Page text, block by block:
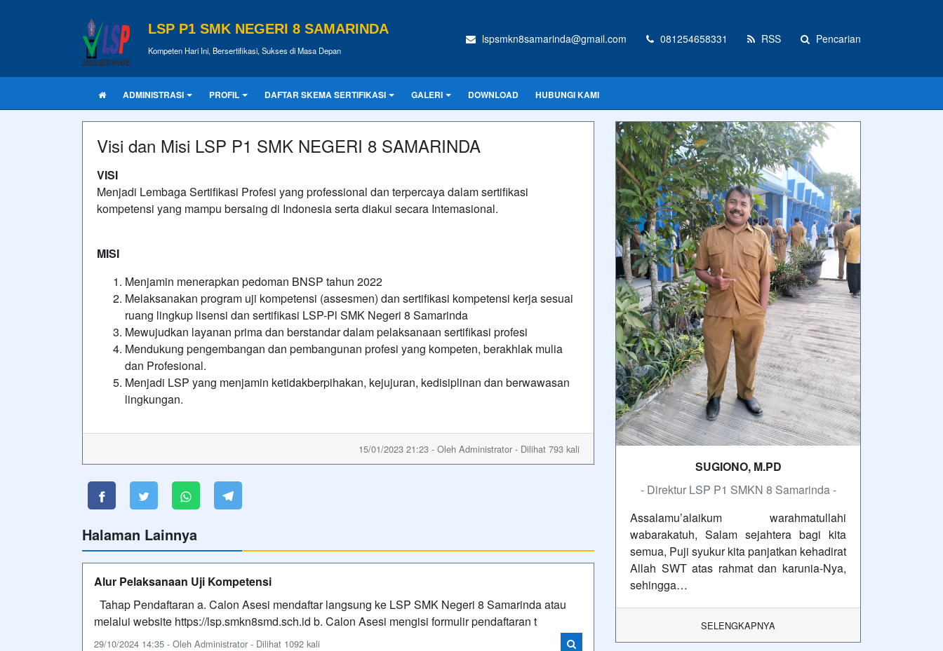
LSP P1 SMK NEGERI 8 SAMARINDA
Kompeten Hari Ini, Bersertifikasi, Sukses di Masa Depan
lspsmkn8samarinda@gmail.com 081254658331 RSS Pencarian
ADMINISTRASI PROFIL DAFTAR SKEMA SERTIFIKASI GALERI DOWNLOAD HUBUNGI KAMI
Visi dan Misi LSP P1 SMK NEGERI 8 SAMARINDA
VISI
Menjadi Lembaga Sertifikasi Profesi yang professional dan terpercaya dalam sertifikasi
kompetensi yang mampu bersaing di Indonesia serta diakui secara Intemasional.
MISI
Menjamin menerapkan pedoman BNSP tahun 2022
Melaksanakan program uji kompetensi (assesmen) dan sertifikasi kompetensi kerja sesuai
ruang lingkup lisensi dan sertifikasi LSP-Pl SMK Negeri 8 Samarinda
Mewujudkan layanan prima dan berstandar dalam pelaksanaan sertifikasi profesi
Mendukung pengembangan dan pembangunan profesi yang kompeten, berakhlak mulia
dan Profesional.
Menjadi LSP yang menjamin ketidakberpihakan, kejujuran, kedisiplinan dan berwawasan
lingkungan.
15/01/2023 21:23 - Oleh Administrator - Dilihat 793 kali
Halaman Lainnya
Alur Pelaksanaan Uji Kompetensi
Tahap Pendaftaran a. Calon Asesi mendaftar langsung ke LSP SMK Negeri 8 Samarinda atau
melalui website https://lsp.smkn8smd.sch.id b. Calon Asesi mengisi formulir pendaftaran t
29/10/2024 14:35 - Oleh Administrator - Dilihat 1092 kali
SUGIONO, M.PD
- Direktur LSP P1 SMKN 8 Samarinda -
Assalamu’alaikum warahmatullahi
wabarakatuh, Salam sejahtera bagi kita
semua, Puji syukur kita panjatkan kehadirat
Allah SWT atas rahmat dan karunia-Nya,
sehingga…
SELENGKAPNYA